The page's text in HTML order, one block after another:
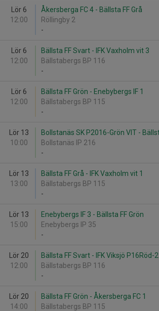
Lör 6
12:00
Åkersberga FC 4 - Bällsta FF Grå
Röllingby 2
-
Lör 6
12:00
Bällsta FF Svart - IFK Vaxholm vit 3
Bällstabergs BP 116
-
Lör 6
12:00
Bällsta FF Grön - Enebybergs IF 1
Bällstabergs BP 115
-
Lör 13
10:00
Bollstanäs SK P2016-Grön VIT -
Bollstanäs IP 216
-
Lör 13
13:00
Bällsta FF Grå - IFK Vaxholm vit 1
Bällstabergs BP 115
-
Lör 13
15:00
Enebybergs IF 3 - Bällsta FF Grön
Enebybergs IP 35
-
Lör 20
12:00
Bällsta FF Svart - IFK Viksjö P16Röd-2
Bällstabergs BP 116
-
Lör 20
14:00
Bällsta FF Grön - Åkersberga FC 1
Bällstabergs BP 115